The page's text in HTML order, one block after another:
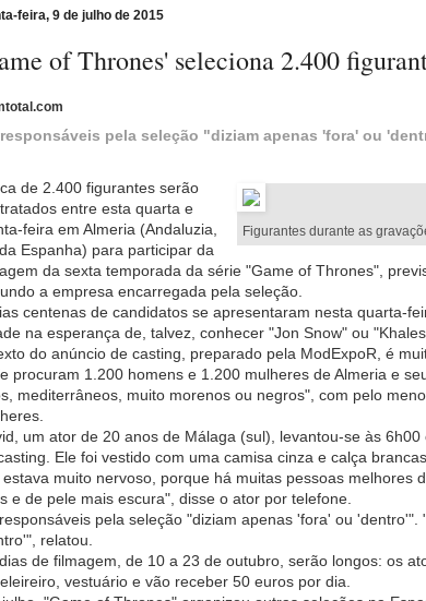
feira, 9 de julho de 2015
of Thrones' seleciona 2.400
pela seleção "diziam apenas 'fora' ou
Figurantes durante as
de 2.400 figurantes serão
entre esta quarta e
feira em Almeria (Andaluzia,
Espanha) para participar da
da sexta temporada da série "Game of Thrones",
a empresa encarregada pela seleção.
centenas de candidatos se apresentaram nesta quarta-
na esperança de, talvez, conhecer "Jon Snow" ou
do anúncio de casting, preparado pela ModExpoR, é
procuram 1.200 homens e 1.200 mulheres de Almeria e
mediterrâneos, muito morenos ou negros", com pelo
um ator de 20 anos de Málaga (sul), levantou-se às
Ele foi vestido com uma camisa cinza e calça
estava muito nervoso, porque há muitas pessoas melhores
e de pele mais escura", disse o ator por telefone.
pela seleção "diziam apenas 'fora' ou
relatou.
de filmagem, de 10 a 23 de outubro, serão longos: os
vestuário e vão receber 50 euros por dia.